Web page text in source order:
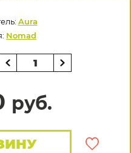
Aura
Nomad
руб.